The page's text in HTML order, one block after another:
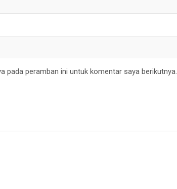
pada peramban ini untuk komentar saya berikutnya.